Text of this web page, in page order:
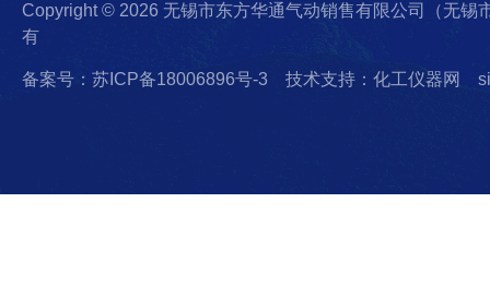
Copyright © 2026 无锡市东方华通气动销售有限公司（无锡
有
备案号：苏ICP备18006896号-3 技术支持：化工仪器网